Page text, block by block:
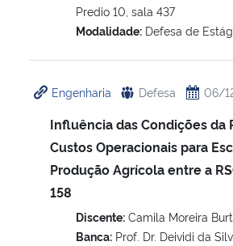
Advocacia-Geral da União
Planalto
Predio 10, sala 437
Modalidade: Defesa de
Engenharia Defesa 06/
Influência das Condições da
Custos Operacionais para
Produção Agrícola entre a
158
Discente: Camila Moreira
Banca: Prof. Dr. Deividi da